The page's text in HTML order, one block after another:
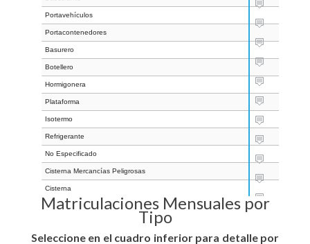
Portavehículos
Portacontenedores
Basurero
Botellero
Hormigonera
Plataforma
Isotermo
Refrigerante
No Especificado
Cisterna Mercancías Peligrosas
Cisterna
Extinción de Incendios
Grúa de elevación
Matriculaciones Mensuales por
Tipo
Seleccione en el cuadro inferior para detalle por